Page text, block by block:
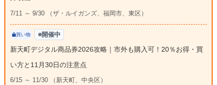
7/11 ～ 9/30 （ザ・ルイガンズ、福岡市、東区）
買い物 開催中
新天町デジタル商品券2026攻略｜市外も購入可！20％お得・買
い方と11月30日の注意点
6/15 ～ 11/30 （新天町、中央区）